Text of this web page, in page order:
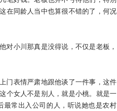
在同龄人当中也算很不错的了，何况
对小川那真是没得说，不仅是老板，
门表情严肃地跟他谈了一件事，这件
个女人不是别人，就是小桃。就是一
最常出入公司的人，听说她也是农村